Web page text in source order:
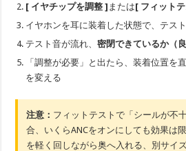
[ イヤチップを調整 ] または[ フィット
イヤホンを耳に装着した状態で、テス
テスト音が流れ、密閉できているか（
「調整が必要」と出たら、装着位置を
を変える
注意： フィットテストで「シールが不
合、いくらANCをオンにしても効果は
を軽く回しながら奥へ入れる、別サイ